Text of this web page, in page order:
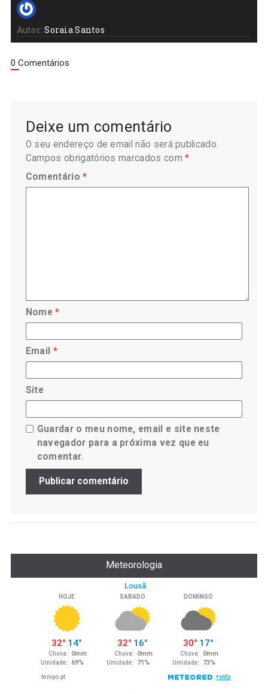
Autor: Soraia Santos
0 Comentários
Deixe um comentário
O seu endereço de email não será publicado.
Campos obrigatórios marcados com*
Comentário*
Nome*
Email *
Site
Guardar o meu nome, email e site neste
navegador para a próxima vez que eu
comentar.
Meteorologia